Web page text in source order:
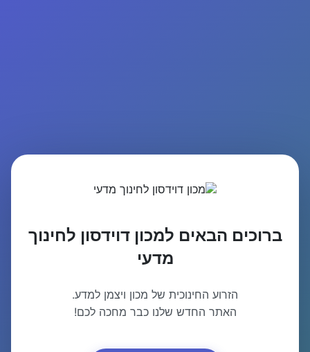
ברוכים הבאים למכון דוידסון לחינוך
מדעי
הזרוע החינוכית של מכון ויצמן למדע.
האתר החדש שלנו כבר מחכה לכם!